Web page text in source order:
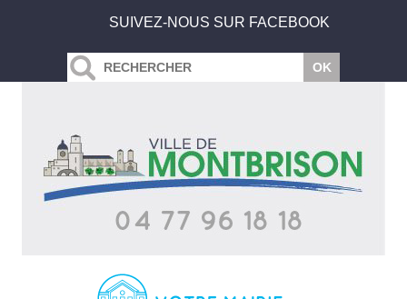
SUIVEZ-NOUS SUR FACEBOOK